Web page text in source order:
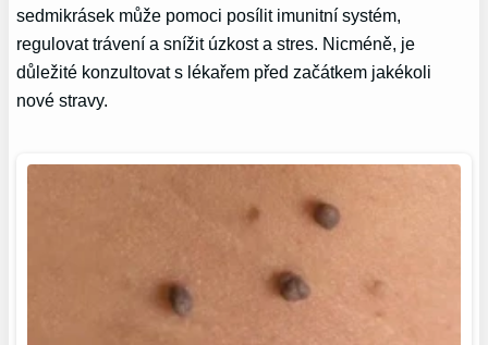
sedmikrásek může pomoci posílit imunitní systém,
regulovat trávení a snížit úzkost a stres. Nicméně, je
důležité konzultovat s lékařem před začátkem jakékoli
nové stravy.